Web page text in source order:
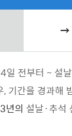
→
전부터 ~ 설
기간을 경과해
년의 설날·추